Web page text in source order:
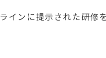
インに提示された研